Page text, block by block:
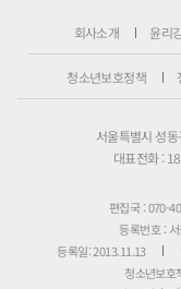
회사소개 윤리
청소년보호정책
서울특별시 성
대표전화 :
편집국 : 070-
등록번호 :
등록일: 2013.11.13
청소년보호